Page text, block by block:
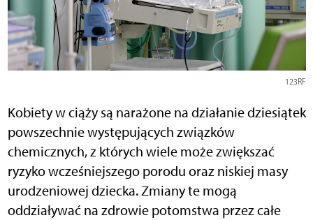
123RF
Kobiety w ciąży są narażone na działanie dziesiątek
powszechnie występujących związków
chemicznych, z których wiele może zwiększać
ryzyko wcześniejszego porodu oraz niskiej masy
urodzeniowej dziecka. Zmiany te mogą
oddziaływać na zdrowie potomstwa przez całe